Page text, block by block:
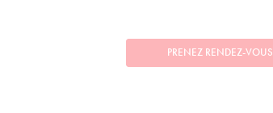
PRENEZ RENDEZ-VOUS